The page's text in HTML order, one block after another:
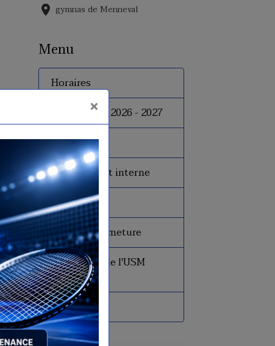
gymnas de Menneval
Menu
Horaires
Inscriptions 2026 - 2027
Tarifs
Le règlement interne
Le bureau
Dates de fermeture
Historique de l'USM
Badminton
Presse
×